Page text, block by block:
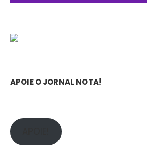
APOIE O JORNAL NOTA!